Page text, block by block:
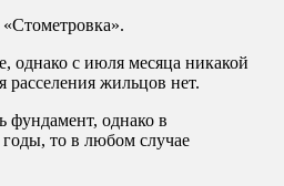
однако с июля месяца никакой
жильцов нет.
фундамент, однако в
годы, то в любом случае